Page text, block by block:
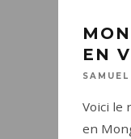
EN
SAMUEL
Voici le
en